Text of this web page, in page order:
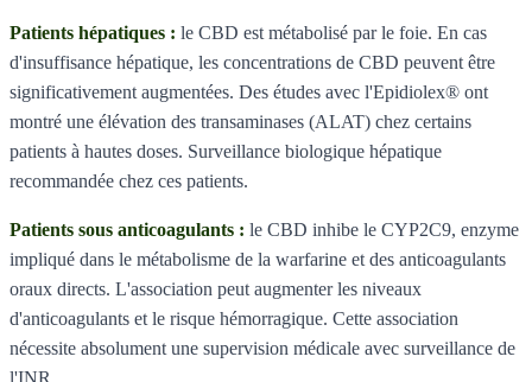
Patients hépatiques : le CBD est métabolisé par le foie. En cas
d'insuffisance hépatique, les concentrations de CBD peuvent être
significativement augmentées. Des études avec l'Epidiolex® ont
montré une élévation des transaminases (ALAT) chez certains
patients à hautes doses. Surveillance biologique hépatique
recommandée chez ces patients.
Patients sous anticoagulants : le CBD inhibe le CYP2C9, enzyme
impliqué dans le métabolisme de la warfarine et des anticoagulants
oraux directs. L'association peut augmenter les niveaux
d'anticoagulants et le risque hémorragique. Cette association
nécessite absolument une supervision médicale avec surveillance de
l'INR.